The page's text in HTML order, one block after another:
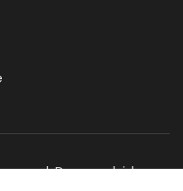
Desenvolvido por